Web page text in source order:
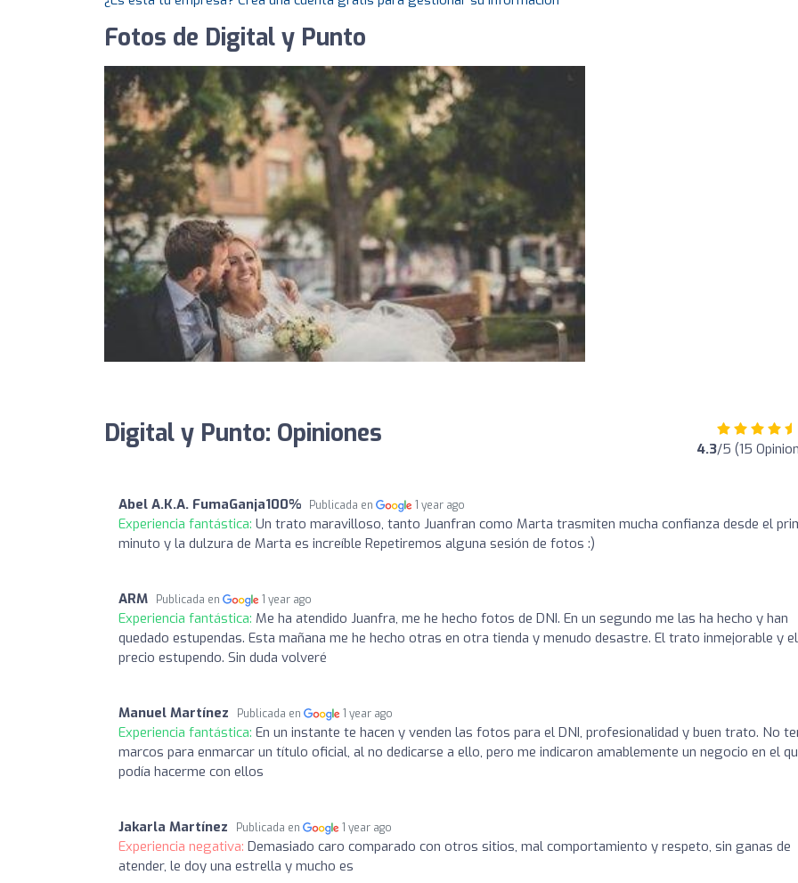
Fotos de Digital y Punto
Digital y Punto: Opiniones 4.3/5 (15
Abel A.K.A. FumaGanja100% Publicada en 1 year ago
Experiencia fantástica: Un trato maravilloso, tanto Juanfran como Marta trasmiten mucha confianza desde el
minuto y la dulzura de Marta es increíble Repetiremos alguna sesión de fotos :)
ARM Publicada en 1 year ago
Experiencia fantástica: Me ha atendido Juanfra, me he hecho fotos de DNI. En un segundo me las ha hecho y han
quedado estupendas. Esta mañana me he hecho otras en otra tienda y menudo desastre. El trato inmejorable y el
precio estupendo. Sin duda volveré
Manuel Martínez Publicada en 1 year ago
Experiencia fantástica: En un instante te hacen y venden las fotos para el DNI, profesionalidad y buen trato. No
marcos para enmarcar un título oficial, al no dedicarse a ello, pero me indicaron amablemente un negocio en el
podía hacerme con ellos
Jakarla Martínez Publicada en 1 year ago
Experiencia negativa: Demasiado caro comparado con otros sitios, mal comportamiento y respeto, sin ganas de
atender, le doy una estrella y mucho es